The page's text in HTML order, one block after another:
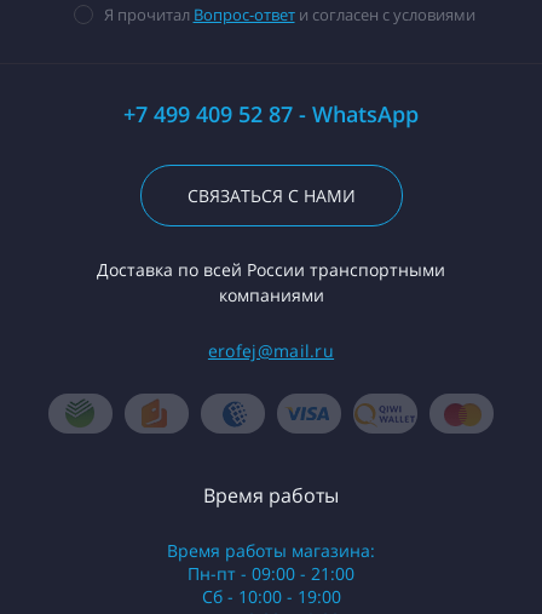
Я прочитал Вопрос-ответи согласен с условиями
+7 499 409 52 87 - WhatsApp
СВЯЗАТЬСЯ С НАМИ
Доставка по всей России транспортными
компаниями
erofej@mail.ru
Время работы
Время работы магазина:
Пн-пт - 09:00 - 21:00
Сб - 10:00 - 19:00